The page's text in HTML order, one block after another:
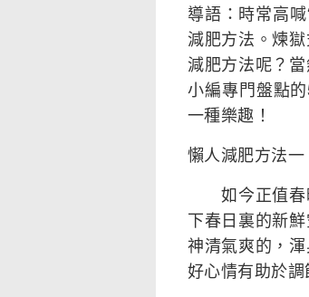
導語：時常高
減肥方法。煉
減肥方法呢？
小編專門盤點
一種樂趣！
懶人減肥方法
如今正值春
下春日裏的新
神清氣爽的，
好心情有助於